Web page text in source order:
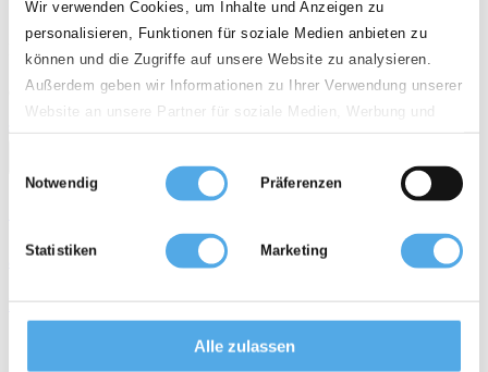
Wir verwenden Cookies, um Inhalte und Anzeigen zu
personalisieren, Funktionen für soziale Medien anbieten zu
können und die Zugriffe auf unsere Website zu analysieren.
Außerdem geben wir Informationen zu Ihrer Verwendung unserer
Website an unsere Partner für soziale Medien, Werbung und
Analysen weiter. Unsere Partner führen diese Informationen
möglicherweise mit weiteren Daten zusammen, die Sie ihnen
bereitgestellt haben oder die sie im Rahmen Ihrer Nutzung der
Notwendig Präferenzen
Statistiken Marketing
Alle zulassen
4.590 mm 3.000 kg 2016 830 h
D - 28237 Bremen
Qualität
auf Anfrage
Diesel 4-Rad Gabelstapler
45.000 kgcalendar_month 2016history_215.995 h